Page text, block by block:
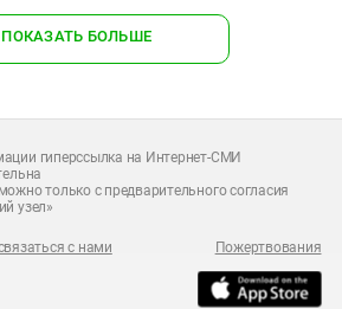
ПОКАЗАТЬ БОЛЬШЕ
гиперссылка на Интернет-СМИ
только с предварительного согласия
узел»
с нами Пожертвования